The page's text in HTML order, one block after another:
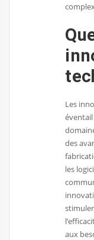
Les
des
les
aux